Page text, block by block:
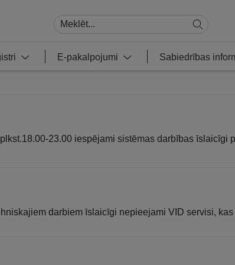
E-pakalpojumi Sabiedrības
23.00 iespējami sistēmas darbības īslaicīgi
darbiem īslaicīgi nepieejami VID servisi,